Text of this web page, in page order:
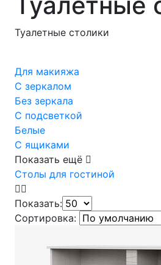
Туалетные столики
Для макияжа
С зеркалом
Без зеркала
С подсветкой
Белые
С ящиками
Показать ещё
Столы для гостиной
Показать:
Сортировка: